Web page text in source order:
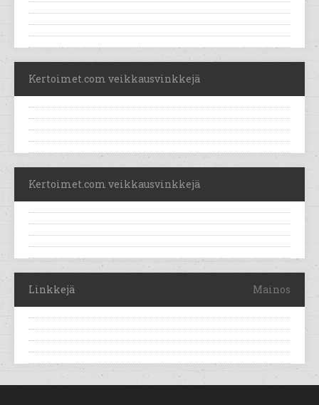
Kertoimet.com veikkausvinkkejä
Kertoimet.com veikkausvinkkejä
Linkkejä Mainos